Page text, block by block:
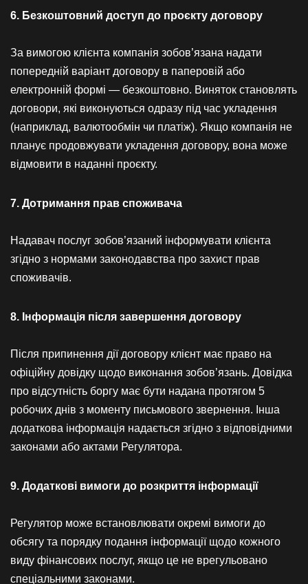
6. Безкоштовний доступ до проєкту договору
За вимогою клієнта компанія зобов’язана надати
попередній варіант договору в паперовій або
електронній формі — безкоштовно. Виняток становлять
договори, які виконуються одразу під час укладення
(наприклад, валютообмін чи платіж). Якщо компанія не
планує продовжувати укладення договору, вона може
відмовити в наданні проєкту.
7. Дотримання прав споживача
Надавач послуг зобов’язаний інформувати клієнта
згідно з нормами законодавства про захист прав
споживачів.
8. Інформація після завершення договору
Після припинення дії договору клієнт має право на
офіційну довідку щодо виконання зобов’язань. Довідка
про відсутність боргу має бути надана протягом 5
робочих днів з моменту письмового звернення. Інша
додаткова інформація надається згідно з відповідними
законами або актами Регулятора.
9. Додаткові вимоги до розкриття інформації
Регулятор може встановлювати окремі вимоги до
обсягу та порядку подання інформації щодо кожного
виду фінансових послуг, якщо це не врегульовано
спеціальними законами.